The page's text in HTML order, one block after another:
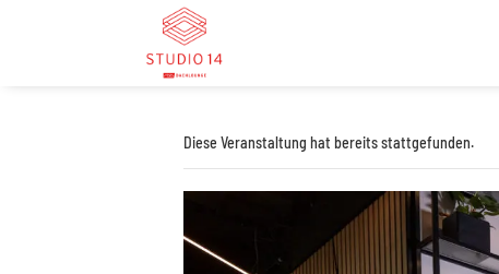
Diese Veranstaltung hat bereits stattgefunden.